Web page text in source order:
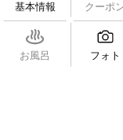
基本情報 クーポ
お風呂 フォト